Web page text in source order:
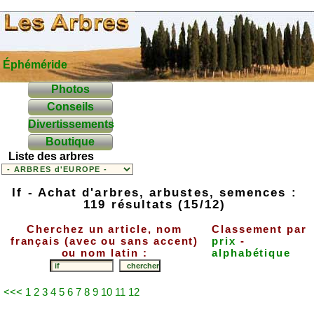
Éphéméride
Photos
Conseils
Divertissements
Boutique
Liste des arbres
If - Achat d'arbres, arbustes, semences :
119 résultats (15/12)
Cherchez un article, nom
français (avec ou sans accent)
ou nom latin :
Classement par
prix -
alphabétique
<<< 1 2 3 4 5 6 7 8 9 10 11 12